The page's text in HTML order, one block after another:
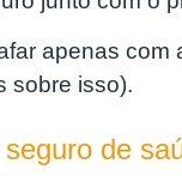
apenas com
sobre isso).
de